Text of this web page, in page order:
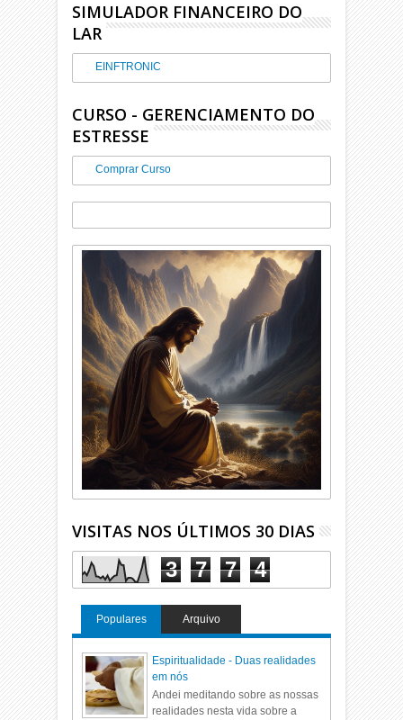
SIMULADOR FINANCEIRO DO
LAR
EINFTRONIC
CURSO - GERENCIAMENTO DO
ESTRESSE
Comprar Curso
VISITAS NOS ÚLTIMOS 30 DIAS
3 7 7 4
Populares Arquivo
Espiritualidade - Duas realidades
em nós
Andei meditando sobre as nossas
realidades nesta vida sobre a